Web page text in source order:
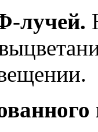
лучей.